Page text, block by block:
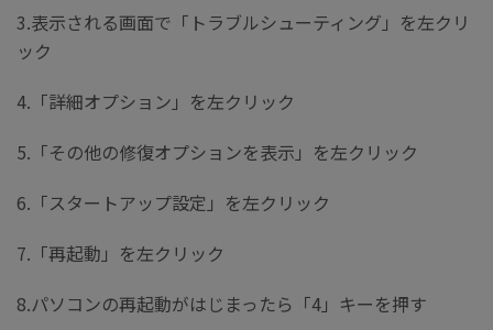
3.表示される画面で「トラブルシューティング」を左クリ
ック
4.「詳細オプション」を左クリック
5.「その他の修復オプションを表示」を左クリック
6.「スタートアップ設定」を左クリック
7.「再起動」を左クリック
8.パソコンの再起動がはじまったら「4」キーを押す